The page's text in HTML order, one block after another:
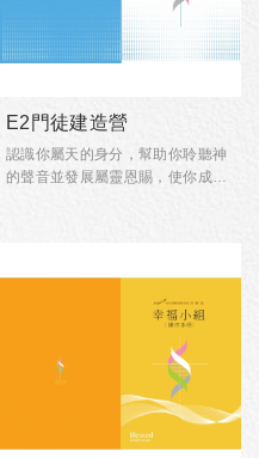
E2門徒建造營
認識你屬天的身分，幫助你聆聽神
的聲音並發展屬靈恩賜，使你成為